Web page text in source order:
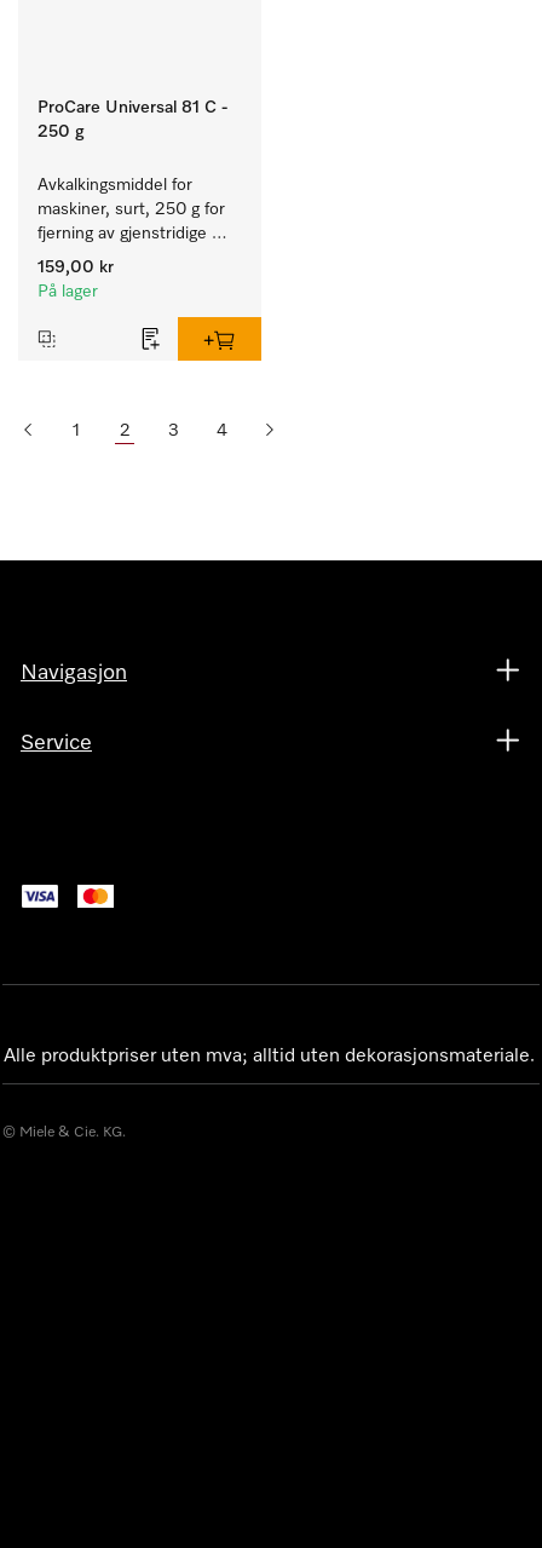
ProCare Universal 81 C -
250 g
Avkalkingsmiddel for
maskiner, surt, 250 g for
fjerning av gjenstridige
kalkavleiringer.
159,00 kr
På lager
1 2 3 4
Navigasjon
Service
Alle produktpriser uten mva; alltid uten dekorasjonsmateriale.
© Miele & Cie. KG.